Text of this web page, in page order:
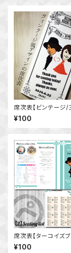
席次表【ビンテージ/
ウェディング 結婚式
ティーク 似顔絵 写真
ジナル メニュー表 プ
¥100
席次表【ターコイズ
ン/三つ折】◆ウェデ
式 海外 似顔絵 写真
¥100